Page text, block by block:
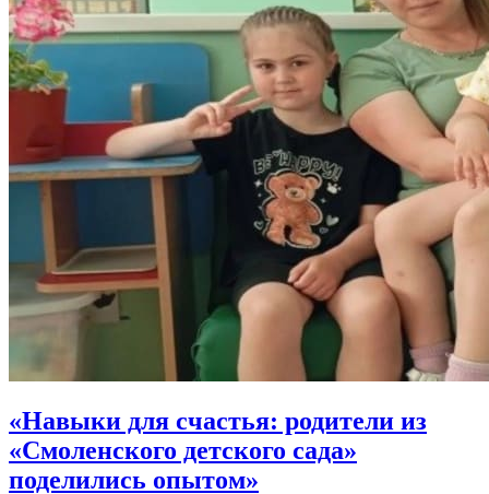
«Навыки для счастья: родители из
«Смоленского детского сада»
поделились опытом»